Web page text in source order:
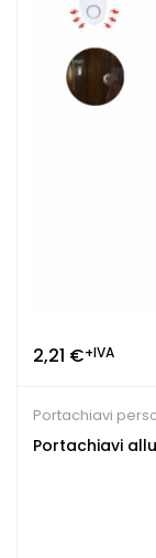
2,21 €+IVA
Portachiavi
Portachiavi